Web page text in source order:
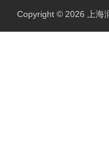
Copyright © 2026 上海